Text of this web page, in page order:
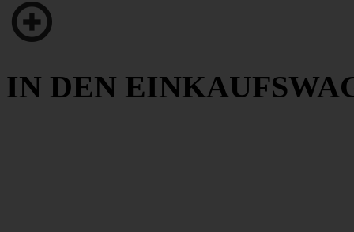
IN DEN